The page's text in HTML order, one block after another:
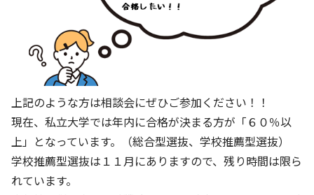
上記のような方は相談会にぜひご参加ください！！
現在、私立大学では年内に合格が決まる方が「６０％以
上」となっています。（総合型選抜、学校推薦型選抜）
学校推薦型選抜は１１月にありますので、残り時間は限ら
れています。